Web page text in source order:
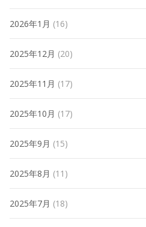
2026年1月 (16)
2025年12月 (20)
2025年11月 (17)
2025年10月 (17)
2025年9月 (15)
2025年8月 (11)
2025年7月 (18)